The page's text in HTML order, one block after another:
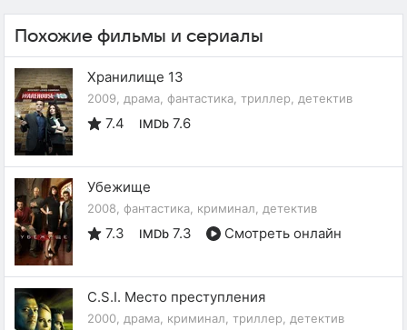
Похожие фильмы и сериалы
Хранилище 13
2009, драма, фантастика, триллер, детектив
7.4 IMDb 7.6
Убежище
2008, фантастика, криминал, детектив
7.3 IMDb 7.3 Смотреть онлайн
C.S.I. Место преступления
2000, драма, криминал, триллер, детектив